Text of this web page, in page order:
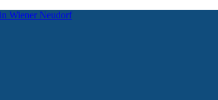
Wiener Neudorf